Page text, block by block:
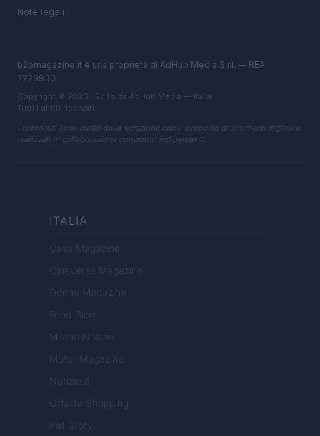
Note legali
b2bmagazine.it è una proprietà di AdHub Media S.r.l. — REA
2729933
Copyright © 2026 · Edito da AdHub Media — Italia
Tutti i diritti riservati
I contenuti sono curati dalla redazione con il supporto di strumenti digitali e
realizzati in collaborazione con autori indipendenti.
ITALIA
Casa Magazine
Cineverse Magazine
Donne Magazine
Food Blog
Milano Notizie
Motor Magazine
Notizie.it
Offerte Shopping
Pet Story